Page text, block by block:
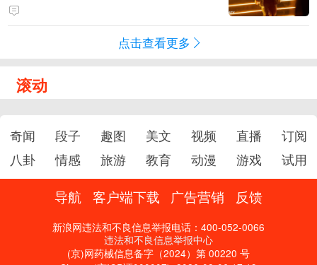
点击查看更多
滚动
奇闻 段子 趣图 美文 视频 直播
订阅
八卦
情感 旅游 教育 动漫 游戏 试用
导航 客户端下载 广告营销 反馈
新浪网违法和不良信息举报电话：400-052-0066
违法和不良信息举报中心
(京)网药械信息备字（2024）第 00220 号